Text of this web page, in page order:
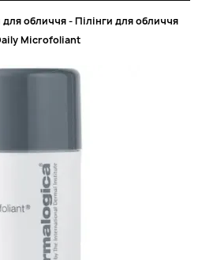
для обличчя-Пілінги для обличчя
Microfoliant